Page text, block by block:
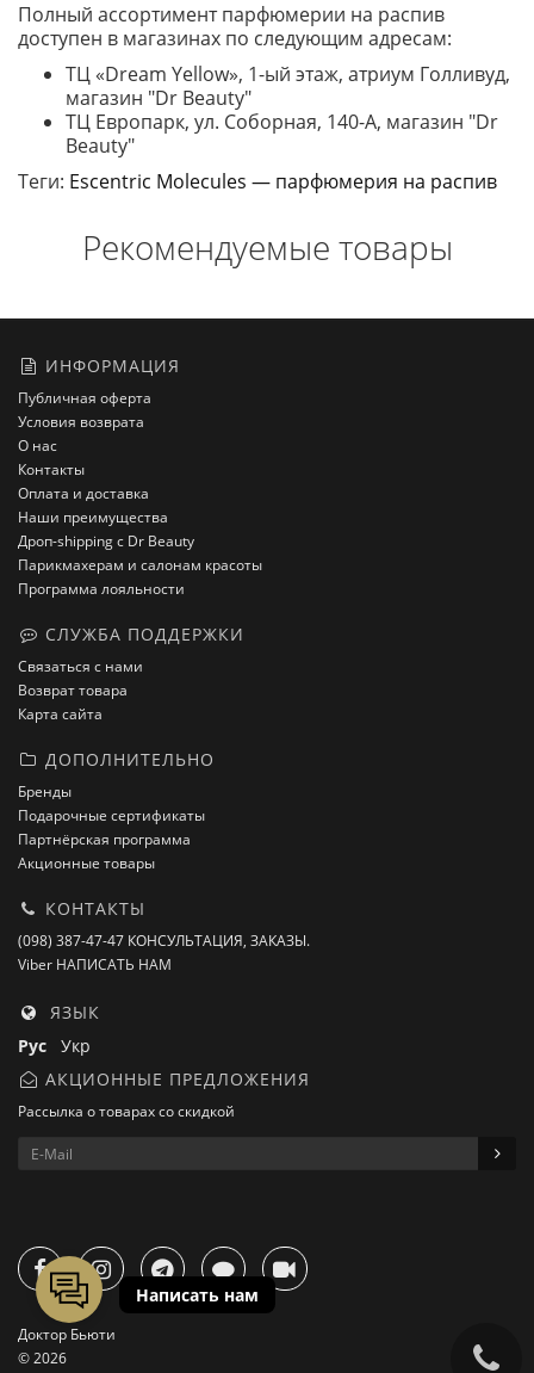
Полный ассортимент парфюмерии на распив
доступен в магазинах по следующим адресам:
ТЦ «Dream Yellow», 1-ый этаж, атриум Голливуд,
магазин "Dr Beauty"
ТЦ Европарк, ул. Соборная, 140-А, магазин "Dr
Beauty"
Теги: Escentric Molecules — парфюмерия на распив
Рекомендуемые товары
ИНФОРМАЦИЯ
Публичная оферта
Условия возврата
О нас
Контакты
Оплата и доставка
Наши преимущества
Дроп-shipping с Dr Beauty
Парикмахерам и салонам красоты
Программа лояльности
СЛУЖБА ПОДДЕРЖКИ
Связаться с нами
Возврат товара
Карта сайта
ДОПОЛНИТЕЛЬНО
Бренды
Подарочные сертификаты
Партнёрская программа
Акционные товары
КОНТАКТЫ
(098) 387-47-47 КОНСУЛЬТАЦИЯ, ЗАКАЗЫ.
Viber НАПИСАТЬ НАМ
ЯЗЫК
Рус Укр
АКЦИОННЫЕ ПРЕДЛОЖЕНИЯ
Рассылка о товарах со скидкой
Доктор Бьюти
© 2026